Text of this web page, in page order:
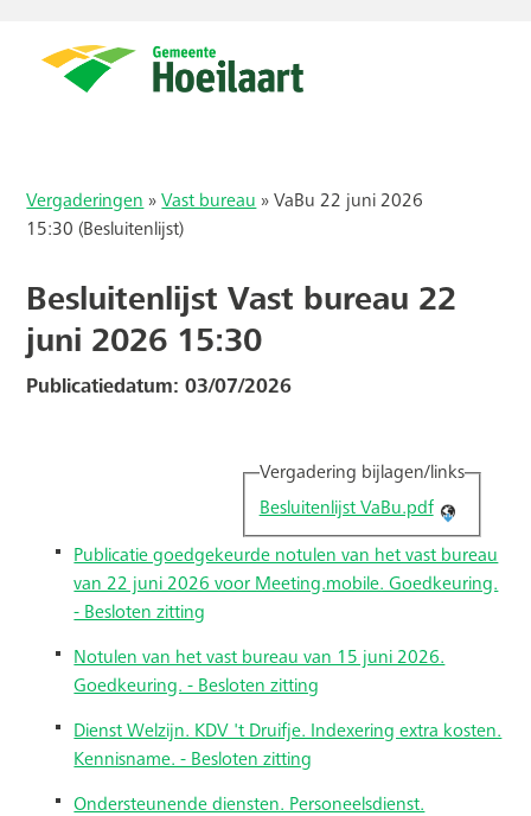
Vergaderingen »Vast bureau »VaBu 22 juni 2026
15:30 (Besluitenlijst)
Besluitenlijst Vast bureau 22
juni 2026 15:30
Publicatiedatum: 03/07/2026
Vergadering bijlagen/links
Besluitenlijst VaBu.pdf
Publicatie goedgekeurde notulen van het vast bureau
van 22 juni 2026 voor Meeting.mobile. Goedkeuring.
- Besloten zitting
Notulen van het vast bureau van 15 juni 2026.
Goedkeuring. - Besloten zitting
Dienst Welzijn. KDV 't Druifje. Indexering extra kosten.
Kennisname. - Besloten zitting
Ondersteunende diensten. Personeelsdienst.